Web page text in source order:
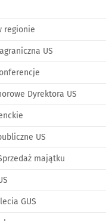
regionie
US
Dyrektora US
US
majątku
GUS